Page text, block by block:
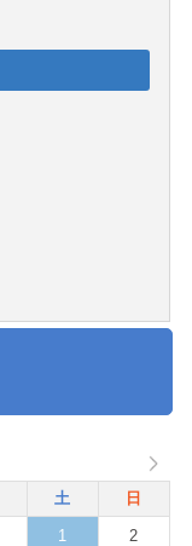
土 日
1 2